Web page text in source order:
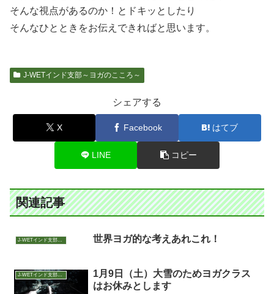
そんな視点があるのか！とドキッとしたり
そんなひとときをお伝えできればと思います。
J-WETインド支部～ヨガのこころ～
シェアする
X Facebook はてブ
LINE コピー
関連記事
J-WETインド支部～ヨガのこころ～ 世界ヨガ的な考えあれこれ！
J-WETインド支部～ヨガのこころ～
1月9日（土）大雪のためヨガクラス
はお休みとします